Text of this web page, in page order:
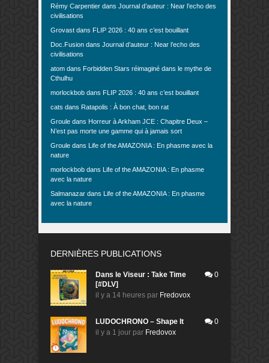
Rémy Carpentier dans Journal d’auteur : Near l’echo des
civilisations
Grovast dans FLIP 2026 : 40 ans c’est bouillant
Doc.Fusion dans Journal d’auteur : Near l’echo des
civilisations
atom dans Forbidden Stars réimaginé dans le mythe de
Cthulhu
morlockbob dans FLIP 2026 : 40 ans c’est bouillant
cats dans Ratapolis : À bon chat, bon rat
Groule dans Horreur à Arkham JCE : Chapitre Deux –
N’est pas morte une gamme qui à jamais sort
Groule dans Life of the AMAZONIA : En phasme avec la
nature
morlockbob dans Life of the AMAZONIA : En phasme
avec la nature
Salmanazar dans Life of the AMAZONIA : En phasme
avec la nature
DERNIÈRES PUBLICATIONS
Dans le Viseur : Take Time
[#DLV]
il y a 14 heures par Fredovox
0
LUDOCHRONO – Shape It
il y a 1 jour par Fredovox
0